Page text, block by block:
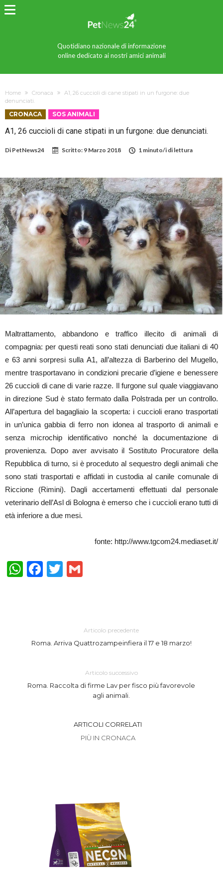
Quotidiano nazionale di informazione
online dedicato ai nostri amici animali
Home Cronaca
A1, 26 cuccioli di cane stipati in un furgone: due
denunciati.
CRONACA SOS ANIMALI
A1, 26 cuccioli di cane stipati in un furgone: due denunciati.
Di PetNews24 Scritto: 9 Marzo 2018 1 minuto/i di lettura
Maltrattamento, abbandono e traffico illecito di animali di
compagnia: per questi reati sono stati denunciati due italiani di 40
e 63 anni sorpresi sulla A1, all’altezza di Barberino del Mugello,
mentre trasportavano in condizioni precarie d’igiene e benessere
26 cuccioli di cane di varie razze. Il furgone sul quale viaggiavano
in direzione Sud è stato fermato dalla Polstrada per un controllo.
All’apertura del bagagliaio la scoperta: i cuccioli erano trasportati
in un’unica gabbia di ferro non idonea al trasporto di animali e
senza microchip identificativo nonché la documentazione di
provenienza. Dopo aver avvisato il Sostituto Procuratore della
Repubblica di turno, si è proceduto al sequestro degli animali che
sono stati trasportati e affidati in custodia al canile comunale di
Riccione (Rimini). Dagli accertamenti effettuati dal personale
veterinario dell’Asl di Bologna è emerso che i cuccioli erano tutti di
età inferiore a due mesi.
fonte: http://www.tgcom24.mediaset.it/
WhatsApp
Facebook
Twitter
Articolo precedente
Roma. Arriva Quattrozampeinfiera il 17 e 18 marzo!
Articolo successivo
Roma. Raccolta di firme Lav per fisco più favorevole
agli animali.
ARTICOLI CORRELATI
PIÙ IN CRONACA